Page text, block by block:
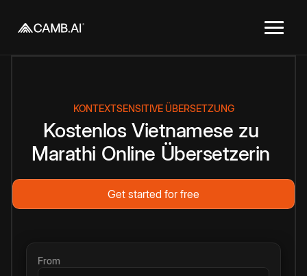
KONTEXTSENSITIVE ÜBERSETZUNG
Kostenlos Vietnamese zu
Marathi Online Übersetzerin
Get started for free
From